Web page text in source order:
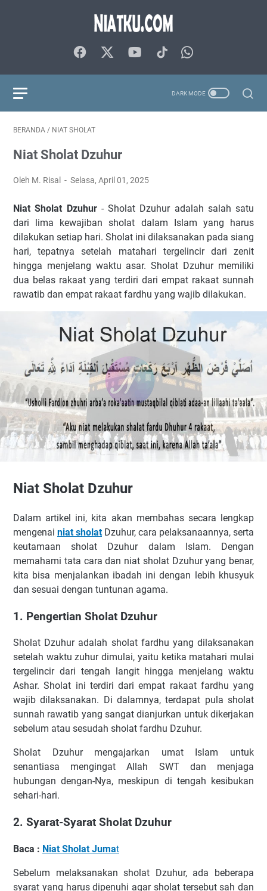
BERANDA / NIAT SHOLAT
Niat Sholat Dzuhur
Oleh M. Risal Selasa, April 01, 2025
Niat Sholat Dzuhur- Sholat Dzuhur adalah salah satu
dari lima kewajiban sholat dalam Islam yang harus
dilakukan setiap hari. Sholat ini dilaksanakan pada siang
hari, tepatnya setelah matahari tergelincir dari zenit
hingga menjelang waktu asar. Sholat Dzuhur memiliki
dua belas rakaat yang terdiri dari empat rakaat sunnah
rawatib dan empat rakaat fardhu yang wajib dilakukan.
Niat Sholat Dzuhur
Dalam artikel ini, kita akan membahas secara lengkap
mengenai niat sholatDzuhur, cara pelaksanaannya, serta
keutamaan sholat Dzuhur dalam Islam. Dengan
memahami tata cara dan niat sholat Dzuhur yang benar,
kita bisa menjalankan ibadah ini dengan lebih khusyuk
dan sesuai dengan tuntunan agama.
1. Pengertian Sholat Dzuhur
Sholat Dzuhur adalah sholat fardhu yang dilaksanakan
setelah waktu zuhur dimulai, yaitu ketika matahari mulai
tergelincir dari tengah langit hingga menjelang waktu
Ashar. Sholat ini terdiri dari empat rakaat fardhu yang
wajib dilaksanakan. Di dalamnya, terdapat pula sholat
sunnah rawatib yang sangat dianjurkan untuk dikerjakan
sebelum atau sesudah sholat fardhu Dzuhur.
Sholat Dzuhur mengajarkan umat Islam untuk
senantiasa mengingat Allah SWT dan menjaga
hubungan dengan-Nya, meskipun di tengah kesibukan
sehari-hari.
2. Syarat-Syarat Sholat Dzuhur
Baca : Niat Sholat Jumat
Sebelum melaksanakan sholat Dzuhur, ada beberapa
syarat yang harus dipenuhi agar sholat tersebut sah dan